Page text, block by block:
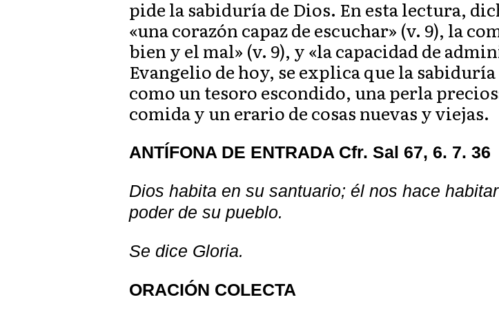
pide la sabiduría de Dios. En esta lectura,
«una corazón capaz de escuchar» (v. 9), la
bien y el mal» (v. 9), y «la capacidad de
Evangelio de hoy, se explica que la
como un tesoro escondido, una perla
comida y un erario de cosas nuevas y viejas.
ANTÍFONA DE ENTRADA Cfr. Sal 67, 6. 7. 36
Dios habita en su santuario; él nos hace
poder de su pueblo.
Se dice Gloria.
ORACIÓN COLECTA